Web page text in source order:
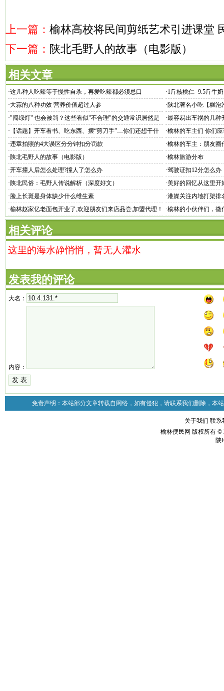
上一篇： 榆林高校将民间剪纸艺术引进课堂
下一篇： 陕北毛野人的故事（电影版）
相关文章
·这几种人吃辣等于慢性自杀，再爱吃辣都必须忌口 ·1斤核桃仁=9.5斤牛
·大蒜的八种功效 营养价值超过人参 ·陕北著名小吃【糕泡
·"闯绿灯" 也会被罚？这些看似"不合理"的交通常识居然是
真的!
·最容易出车祸的几种
· 【话题】开车看书、吃东西、摆“剪刀手”…你们还想干什
么？
·榆林的车主们 你们
·违章拍照的4大误区分分钟扣分罚款 ·榆林的车主：朋友圈
·陕北毛野人的故事（电影版） ·榆林旅游分布
·开车撞人后怎么处理?撞人了怎么办 ·驾驶证扣12分怎么办
·陕北民俗：毛野人传说解析（深度好文） ·美好的回忆从这里开
·脸上长斑是身体缺少什么维生素 ·港媒关注内地打架排
·榆林赵家亿老面包开业了,欢迎朋友们来店品尝,加盟代理！ ·榆林的小伙伴们，微
息了
相关评论
这里的海水静悄悄，暂无人灌水
发表我的评论
大名：
内容：
免责声明：本站部分文章转载自网络，如有侵犯，请联系我们删除，本
关于我们 联系
榆林便民网 版权所有 ©
陕